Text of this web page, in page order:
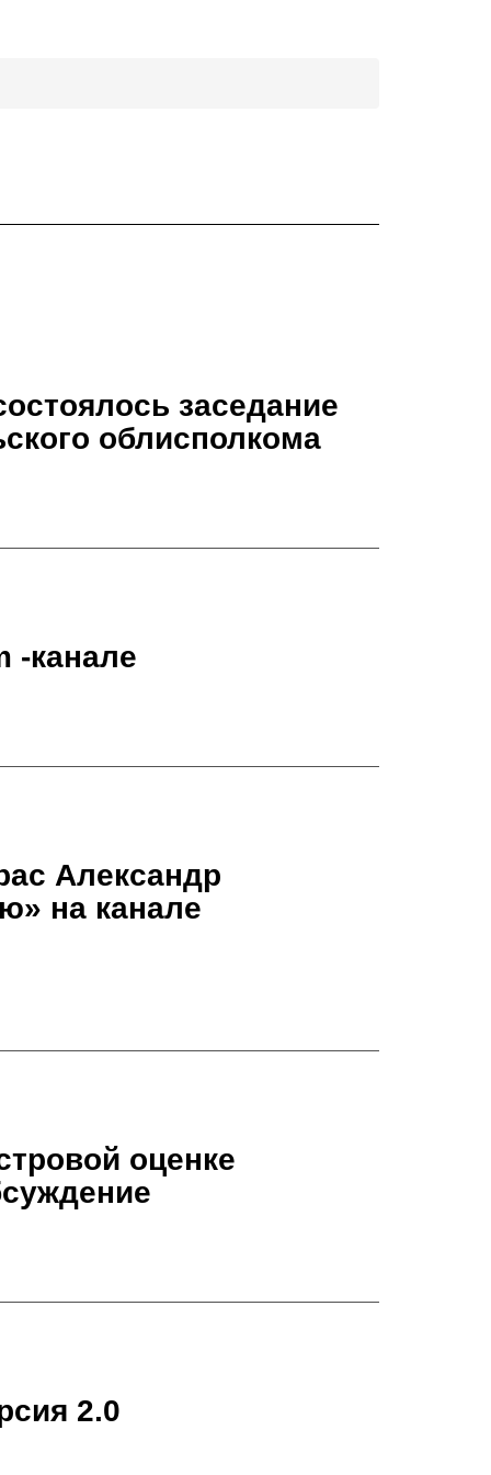
заседание
облисполкома
-канале
Александр
на канале
оценке
2.0